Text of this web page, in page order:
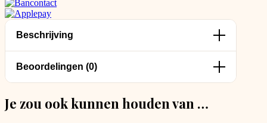
Beschrijving
Beoordelingen (0)
Je zou ook kunnen houden van …